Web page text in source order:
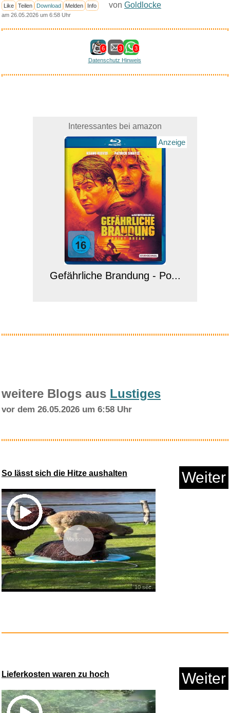
Like Teilen Download Melden Info von Goldlocke
am 26.05.2026 um 6:58 Uhr
6 3
3
Datenschutz Hinweis
Interessantes bei amazon
Anzeige
Gefährliche Brandung - Po...
Anzeige
Anzeige
weitere Blogs aus Lustiges
vor dem 26.05.2026 um 6:58 Uhr
So lässt sich die Hitze aushalten Weiter
Vorschau
10 sec.
Lieferkosten waren zu hoch Weiter